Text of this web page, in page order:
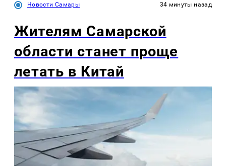
Новости Самары 34 минуты назад
Жителям Самарской
области станет проще
летать в Китай